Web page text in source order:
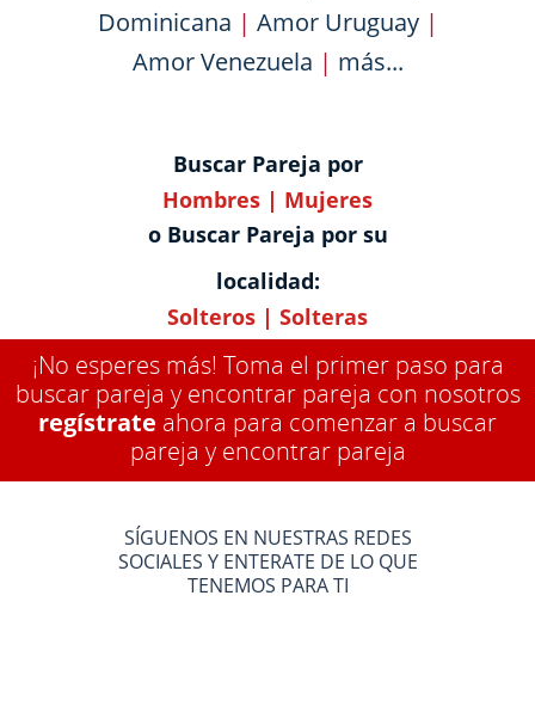
Dominicana | Amor Uruguay|
Amor Venezuela | más...
Buscar Pareja por
Hombres | Mujeres
o Buscar Pareja por su
localidad:
Solteros | Solteras
¡No esperes más! Toma el primer paso para
buscar pareja y encontrar pareja con nosotros
regístrate ahora para comenzar a buscar
pareja y encontrar pareja
SÍGUENOS EN NUESTRAS REDES
SOCIALES Y ENTERATE DE LO QUE
TENEMOS PARA TI